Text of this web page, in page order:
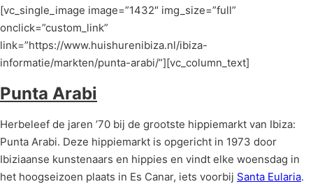
[vc_single_image image=”1432″ img_size=”full”
onclick=”custom_link”
link=”https://www.huishurenibiza.nl/ibiza-
informatie/markten/punta-arabi/”][vc_column_text]
Punta Arabi
Herbeleef de jaren ’70 bij de grootste hippiemarkt van Ibiza:
Punta Arabi. Deze hippiemarkt is opgericht in 1973 door
Ibiziaanse kunstenaars en hippies en vindt elke woensdag in
het hoogseizoen plaats in Es Canar, iets voorbij Santa Eularia.